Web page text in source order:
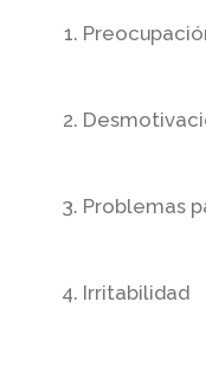
Problemas
Irritabilidad